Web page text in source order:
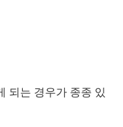
되는 경우가 종종 있